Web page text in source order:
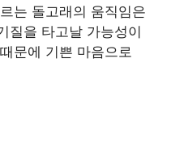
는 돌고래의 움직임은
질을 타고날 가능성이
문에 기쁜 마음으로